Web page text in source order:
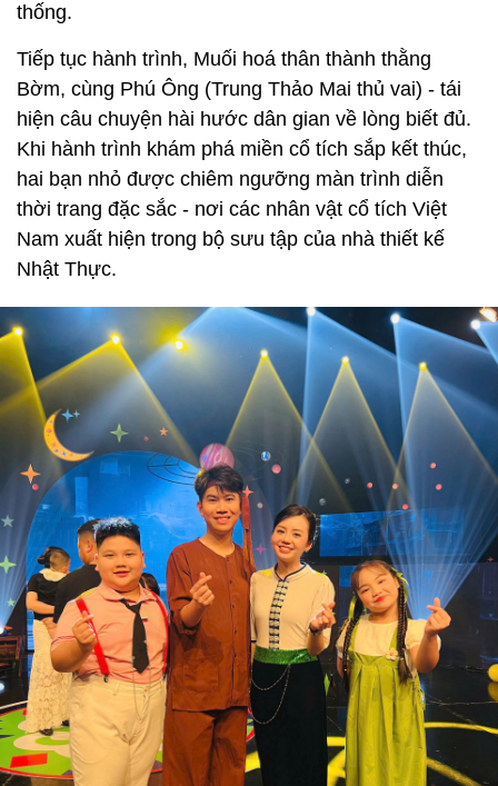
thống.
Tiếp tục hành trình, Muối hoá thân thành thằng
Bờm, cùng Phú Ông (Trung Thảo Mai thủ vai) - tái
hiện câu chuyện hài hước dân gian về lòng biết đủ.
Khi hành trình khám phá miền cổ tích sắp kết thúc,
hai bạn nhỏ được chiêm ngưỡng màn trình diễn
thời trang đặc sắc - nơi các nhân vật cổ tích Việt
Nam xuất hiện trong bộ sưu tập của nhà thiết kế
Nhật Thực.